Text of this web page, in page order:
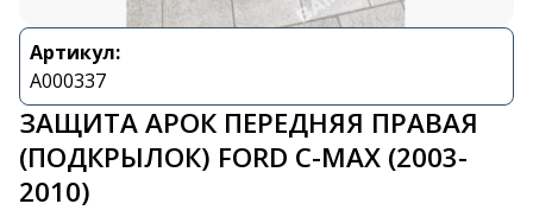
Артикул:
A000337
ЗАЩИТА АРОК ПЕРЕДНЯЯ ПРАВАЯ
(ПОДКРЫЛОК) FORD C-MAX (2003-
2010)